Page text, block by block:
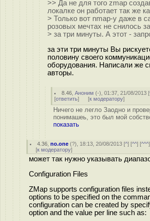
>> Да не для того zmap
локалке он работает так же
> Только вот nmap-у даже в
розовых мечтах не снилось
> за три минуты. А этот -
за эти три минуты Вы
половину своего
оборудования. Написали же
авторы.
8.46 ,Аноним (-), 01:37, 21/08/2013 [
[ответить] [к модератору]
Ничего не легло Заодно и
понимашеь, это был мой
показать
4.36 ,no.one (?), 18:13, 20/08/2013 [^] [^^] [^^^
[к модератору]
может так нужно указывать
Configuration Files
ZMap supports configuration files
options to be specified on the
configuration can be created by
option and the value per line such as: